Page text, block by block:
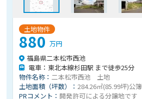
土地物件
880万円
福島県二本松市西池
電車：東北本線杉田駅 まで徒歩25分
物件名称：二本松市西池 土地
土地面積（坪数）：284.26㎡(85.99坪)公簿
PRコメント：開発許可による分譲地です